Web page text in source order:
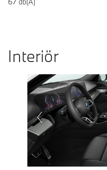
Interiör
Prevoius